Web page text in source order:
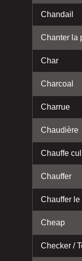
Chandail
Chanter la
Char
Charcoal
Charrue
Chaudière
Chauffe cul
Chauffer
Chauffer le
Cheap
Checker /